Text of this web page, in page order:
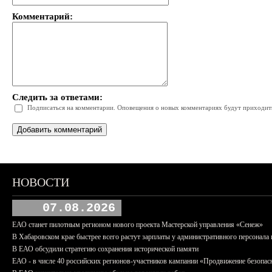
Комментарий:
Следить за ответами:
Подписаться на комментарии. Оповещения о новых комментариях будут
НОВОСТИ
07.08.2026
ЕАО станет пилотным регионом нового проекта Мастерской управления «Сенеж»
В Хабаровском крае быстрее всего растут зарплаты у административного персонала
В ЕАО обсудили стратегию сохранения исторической памяти
ЕАО - в числе 40 российских регионов-участников кампании «Продвижение